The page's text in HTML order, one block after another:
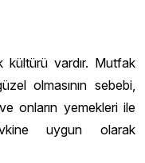
vardır. Mutfak
olmasının sebebi,
onların yemekleri ile
uygun olarak